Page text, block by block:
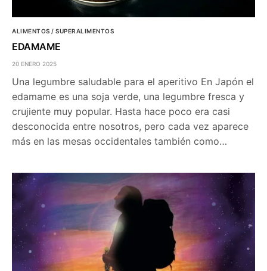
ALIMENTOS / SUPERALIMENTOS
EDAMAME
20 ENERO 2025
Una legumbre saludable para el aperitivo En Japón el
edamame es una soja verde, una legumbre fresca y
crujiente muy popular. Hasta hace poco era casi
desconocida entre nosotros, pero cada vez aparece
más en las mesas occidentales también como…